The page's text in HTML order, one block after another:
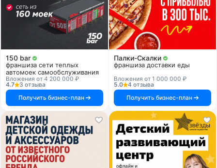
150 bar
франшиза сети теплых
автомоек самообслуживания
Вложения от 4 200 000 ₽
4.7
3 отзыва
Получить бизнес-план
Палки-Скалки
франшиза доставки еды
Вложения от 1 000 000 ₽
5.0
4 отзыва
Получить бизнес-план